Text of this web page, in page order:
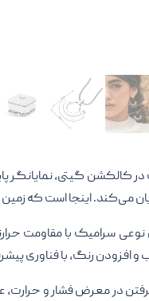
کالکشن گیتی، نمایانگر
می‌کند. اینجا است که
با فناوری پیشرفته قالب‌گیری، در
در معرض فشار و حرارت،